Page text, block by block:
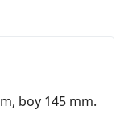
boy 145 mm.